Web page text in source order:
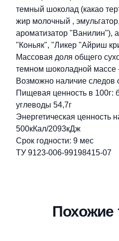
темный шоколад (какао
жир молочный ,
ароматизатор "Ванилин"),
"Коньяк", "Ликер "Айриш
Массовая доля общего
темном шоколадной массе
Возможно наличие следов
Пищевая ценность в 100г:
углеводы 54,7г
Энергетическая ценность
500кКал/2093кДж
Срок годности: 9 мес
ТУ 9123-006-99198415-07
Похожие